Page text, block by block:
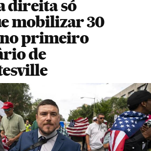
direita só
mobilizar 30
no primeiro
de